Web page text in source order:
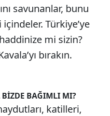
savunanlar, bunu
içindeler. Türkiye’ye
mi sizin?
bırakın.
BİZDE BAĞIMLI MI?
katilleri,